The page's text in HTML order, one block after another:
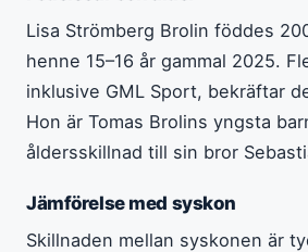
Lisa Strömberg Brolin föddes
henne 15–16 år gammal 2025.
inklusive GML Sport, bekräftar
Hon är Tomas Brolins yngsta
åldersskillnad till sin bror
Jämförelse med syskon
Skillnaden mellan syskonen är